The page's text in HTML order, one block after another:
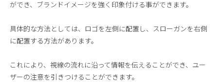
ができ、ブランドイメージを強く印象付ける事ができます。
具体的な方法としては、ロゴを左側に配置し、スローガンを右側
に配置する方法があります。
これにより、視線の流れに沿って情報を伝えることができ、ユー
ザーの注意を引きつけることができます。